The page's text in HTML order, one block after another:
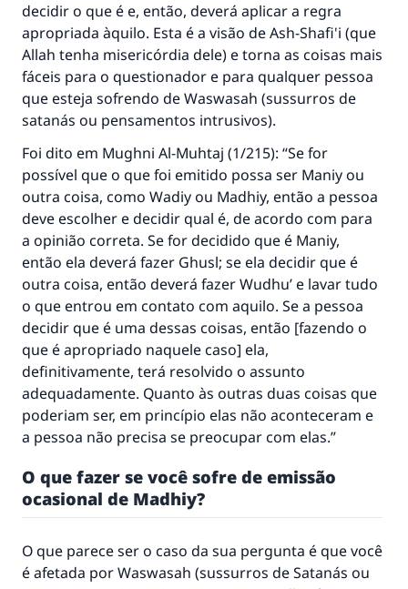
decidir o que é e, então, deverá aplicar a regra
apropriada àquilo. Esta é a visão de Ash-Shafi'i (que
Allah tenha misericórdia dele) e torna as coisas mais
fáceis para o questionador e para qualquer pessoa
que esteja sofrendo de Waswasah (sussurros de
satanás ou pensamentos intrusivos).
Foi dito em Mughni Al-Muhtaj (1/215): “Se for
possível que o que foi emitido possa ser Maniy ou
outra coisa, como Wadiy ou Madhiy, então a pessoa
deve escolher e decidir qual é, de acordo com para
a opinião correta. Se for decidido que é Maniy,
então ela deverá fazer Ghusl; se ela decidir que é
outra coisa, então deverá fazer Wudhu’ e lavar tudo
o que entrou em contato com aquilo. Se a pessoa
decidir que é uma dessas coisas, então [fazendo o
que é apropriado naquele caso] ela,
definitivamente, terá resolvido o assunto
adequadamente. Quanto às outras duas coisas que
poderiam ser, em princípio elas não aconteceram e
a pessoa não precisa se preocupar com elas.”
O que fazer se você sofre de emissão
ocasional de Madhiy?
O que parece ser o caso da sua pergunta é que você
é afetada por Waswasah (sussurros de Satanás ou